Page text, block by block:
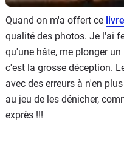
Quand on m'a offert ce livre
qualité des photos. Je l'ai
qu'une hâte, me plonger
c'est la grosse déception.
avec des erreurs à n'en
au jeu de les dénicher,
exprès !!!